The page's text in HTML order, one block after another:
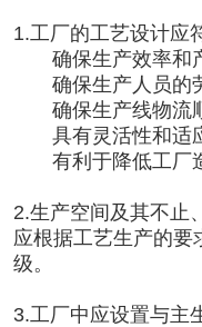
1.工厂的工艺设计应
确保生产效率和
确保生产人员的
确保生产线物流
具有灵活性和适
有利于降低工厂
2.生产空间及其不止
应根据工艺生产的要
级。
3.工厂中应设置与主